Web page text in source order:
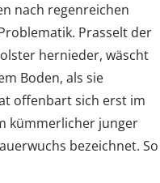
nach regenreichen
Prasselt der
hernieder, wäscht
Boden, als sie
offenbart sich erst im
kümmerlicher junger
bezeichnet. So